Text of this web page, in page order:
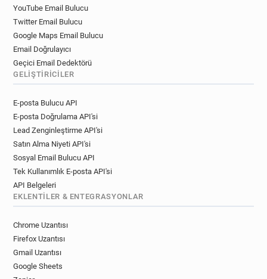
YouTube Email Bulucu
Twitter Email Bulucu
Google Maps Email Bulucu
Email Doğrulayıcı
Geçici Email Dedektörü
GELIŞTIRICILER
E-posta Bulucu API
E-posta Doğrulama API'si
Lead Zenginleştirme API'si
Satın Alma Niyeti API'si
Sosyal Email Bulucu API
Tek Kullanımlık E-posta API'si
API Belgeleri
EKLENTILER & ENTEGRASYONLAR
Chrome Uzantısı
Firefox Uzantısı
Gmail Uzantısı
Google Sheets